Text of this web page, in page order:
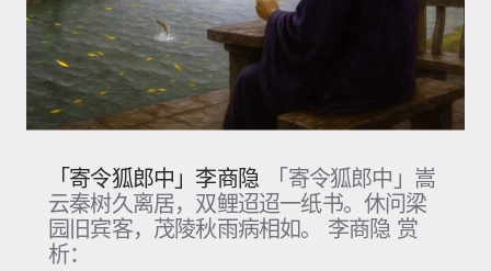
「寄令狐郎中」李商隐
「寄令狐郎中」嵩
云秦树久离居，双鲤迢迢一纸书。休问梁
园旧宾客，茂陵秋雨病相如。 李商隐 赏
析：